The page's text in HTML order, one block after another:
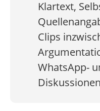
Klartext,
Clips
WhatsApp-